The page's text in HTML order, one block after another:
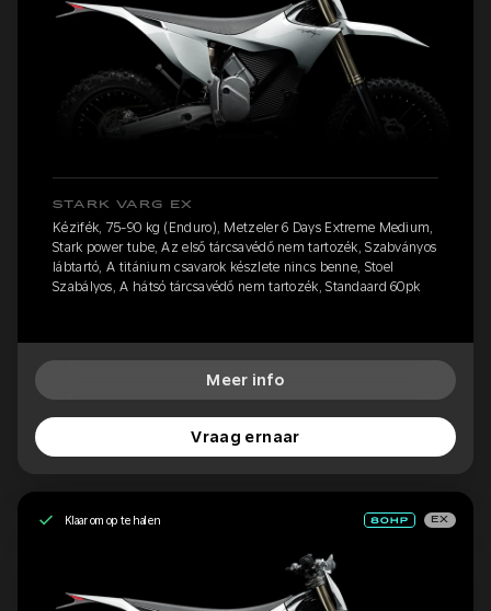
STARK VARG EX
Kézifék, 75-90 kg (Enduro), Metzeler 6 Days Extreme Medium,
Stark power tube, Az első tárcsavédő nem tartozék, Szabványos
lábtartó, A titánium csavarok készlete nincs benne, Stoel
Szabályos, A hátsó tárcsavédő nem tartozék, Standaard 60pk
Meer info
Vraag ernaar
Klaar om op te halen EX